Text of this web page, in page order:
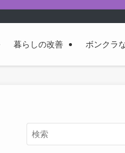
暮らしの改善 ボンクラ